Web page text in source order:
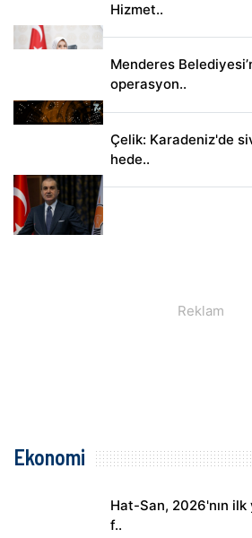
Hizmet..
Menderes
operasyon..
Çelik: Karadeniz'de
hede..
Ekonomi
Hat-San, 2026'nın ilk
f..